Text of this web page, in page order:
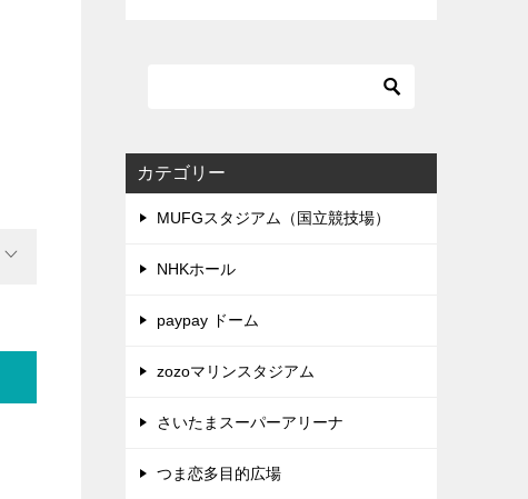
カテゴリー
MUFGスタジアム（国立競技場）
NHKホール
paypay ドーム
zozoマリンスタジアム
さいたまスーパーアリーナ
つま恋多目的広場